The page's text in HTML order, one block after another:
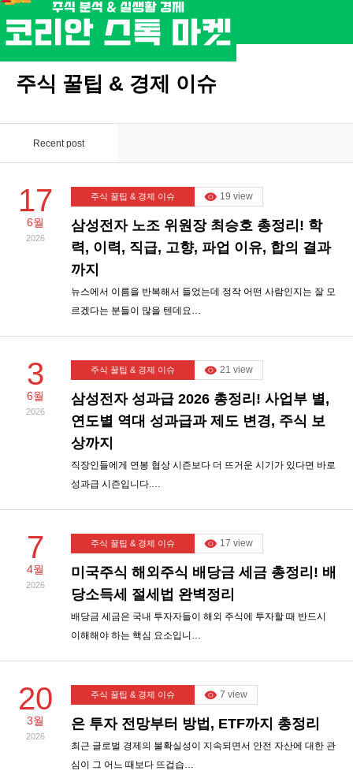
주식 꿀팁 & 경제 이슈
Recent post
17
6월
2026
주식 꿀팁 & 경제 이슈 19 view
삼성전자 노조 위원장 최승호 총정리! 학
력, 이력, 직급, 고향, 파업 이유, 합의 결과
까지
뉴스에서 이름을 반복해서 들었는데 정작 어떤 사람인지는 잘 모
르겠다는 분들이 많을 텐데요…
3
6월
2026
주식 꿀팁 & 경제 이슈 21 view
삼성전자 성과급 2026 총정리! 사업부 별,
연도별 역대 성과급과 제도 변경, 주식 보
상까지
직장인들에게 연봉 협상 시즌보다 더 뜨거운 시기가 있다면 바로
성과급 시즌입니다.…
7
4월
2026
주식 꿀팁 & 경제 이슈 17 view
미국주식 해외주식 배당금 세금 총정리! 배
당소득세 절세법 완벽정리
배당금 세금은 국내 투자자들이 해외 주식에 투자할 때 반드시
이해해야 하는 핵심 요소입니…
20
3월
2026
주식 꿀팁 & 경제 이슈 7 view
은 투자 전망부터 방법, ETF까지 총정리
최근 글로벌 경제의 불확실성이 지속되면서 안전 자산에 대한 관
심이 그 어느 때보다 뜨겁습…